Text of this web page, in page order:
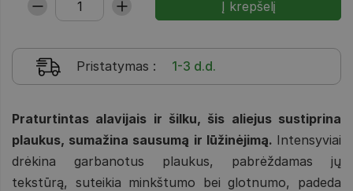
Pristatymas : 1-3 d.d.
Praturtintas alavijais ir šilku, šis aliejus sustiprina
plaukus, sumažina sausumą ir lūžinėjimą. Intensyviai
drėkina garbanotus plaukus, pabrėždamas jų
tekstūrą, suteikia minkštumo bei glotnumo, padeda